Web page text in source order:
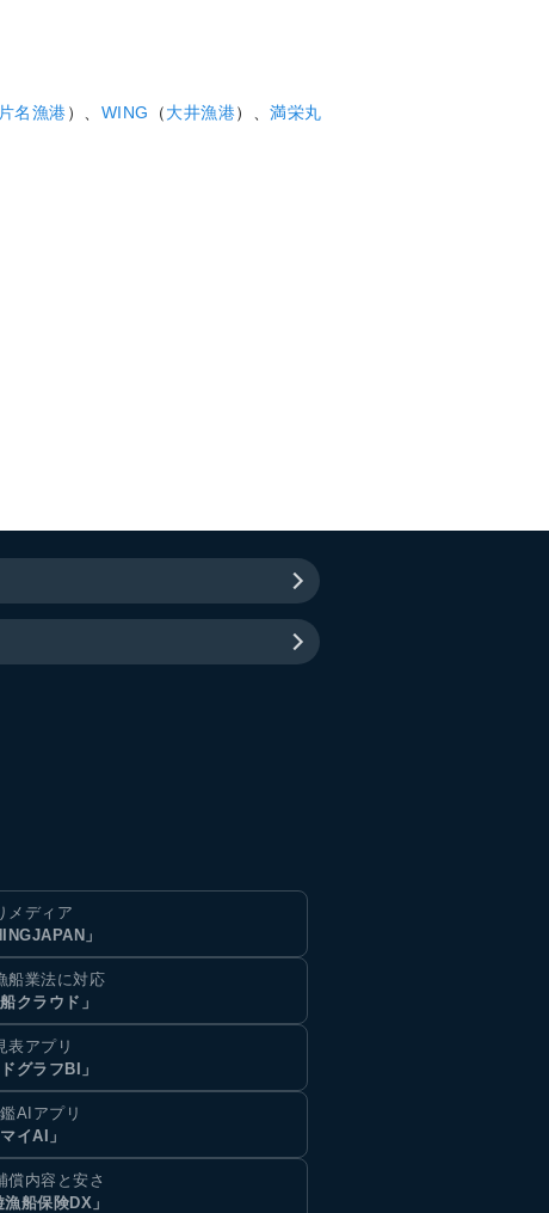
片名漁港）、 WING （大井漁港）、 満栄丸
メディア
」
船業法に対応
クラウド」
表アプリ
グラフBI」
AIアプリ
マイAI」
償内容と安さ
漁船保険DX」